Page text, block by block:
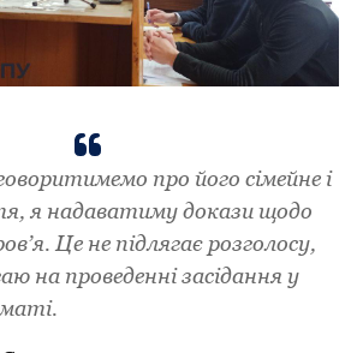
про його сімейне і
я надаватиму докази щодо
Це не підлягає розголосу,
на проведенні засідання у